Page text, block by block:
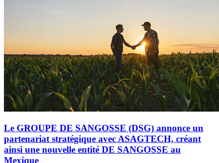
Le GROUPE DE SANGOSSE (DSG) annonce un
partenariat stratégique avec ASAGTECH, créant
ainsi une nouvelle entité DE SANGOSSE au
Mexique